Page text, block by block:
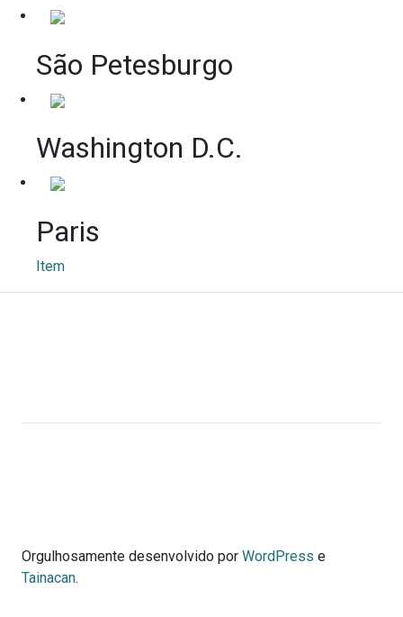
São Petesburgo
Washington D.C.
Paris
Item
Orgulhosamente desenvolvido por WordPress e
Tainacan.